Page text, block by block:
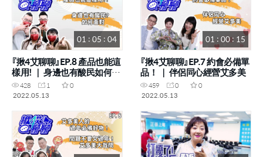
01 : 05 : 04
『揪4艾聊聊』EP.8 產品也能這
樣用! ｜ 身邊也有酸民如何面
對428 1
0
2022.05.13
01 : 00 : 15
『揪4艾聊聊』EP.7 約會必備單
品！ ｜ 伴侶同心經營艾多美
459 0
0
2022.05.13